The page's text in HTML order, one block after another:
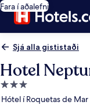
Fara í aðalefni
Sjá alla gististaði
Hotel
3.0
stjörnu
Hótel í Roquetas de